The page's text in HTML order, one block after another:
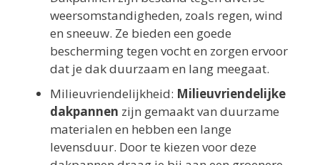
weersomstandigheden, zoals regen, wind
en sneeuw. Ze bieden een goede
bescherming tegen vocht en zorgen ervoor
dat je dak duurzaam en lang meegaat.
Milieuvriendelijkheid: Milieuvriendelijke
dakpannen zijn gemaakt van duurzame
materialen en hebben een lange
levensduur. Door te kiezen voor deze